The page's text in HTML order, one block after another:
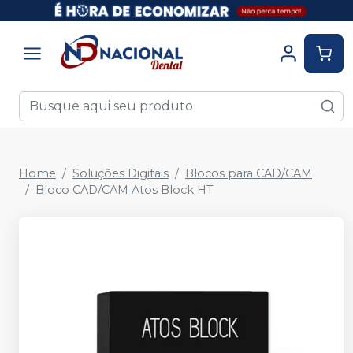
Home Soluções Digitais
Blocos para CAD/CAM
Bloco CAD/CAM Atos Block HT